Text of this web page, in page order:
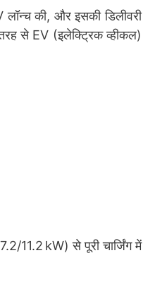
की, और इसकी डिलीवरी
से EV (इलेक्ट्रिक व्हीकल)
11.2 kW) से पूरी चार्जिंग में